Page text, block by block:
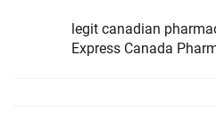
legit canadian
Express Canada